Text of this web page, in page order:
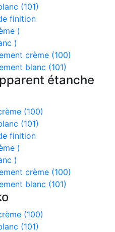
(101)
finition
)
)
crème (100)
blanc (101)
étanche
(100)
(101)
finition
)
)
crème (100)
blanc (101)
(100)
(101)